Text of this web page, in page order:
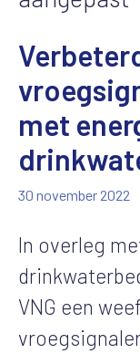
met
30 november 2022
In overleg
VNG een